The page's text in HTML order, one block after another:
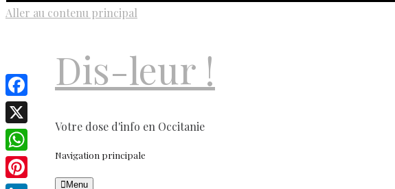
Aller au contenu principal
Dis-leur !
Votre dose d'info en Occitanie
Navigation principale
Menu
Facebook
X
WhatsApp